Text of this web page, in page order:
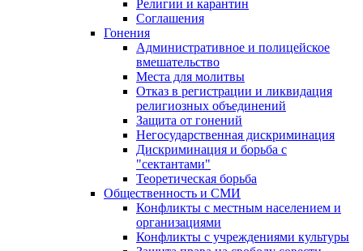
Религии и карантин
Соглашения
Гонения
Административное и полицейское
вмешательство
Места для молитвы
Отказ в регистрации и ликвидация
религиозных объединений
Защита от гонений
Негосударственная дискриминация
Дискриминация и борьба с
"сектантами"
Теоретическая борьба
Общественность и СМИ
Конфликты с местным населением и
организациями
Конфликты с учреждениями культуры